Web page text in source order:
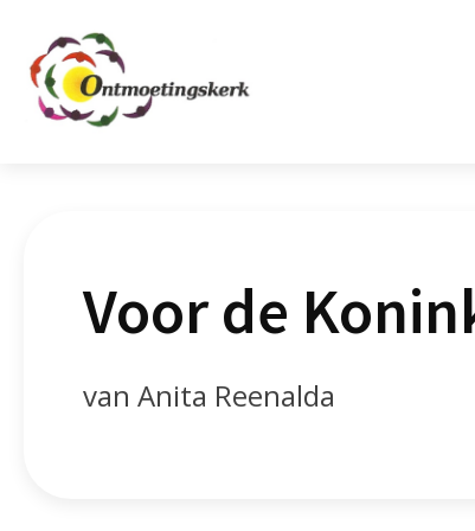
Voor de
van Anita Reenalda